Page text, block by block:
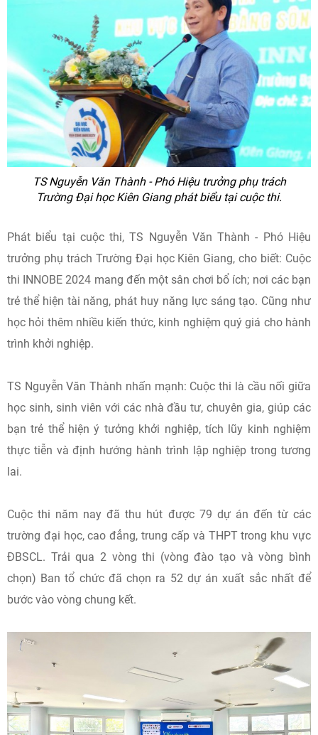
TS Nguyễn Văn Thành - Phó Hiệu trưởng phụ trách
Trường Đại học Kiên Giang phát biểu tại cuộc thi.
Phát biểu tại cuộc thi, TS Nguyễn Văn Thành - Phó Hiệu
trưởng phụ trách Trường Đại học Kiên Giang, cho biết: Cuộc
thi INNOBE 2024 mang đến một sân chơi bổ ích; nơi các bạn
trẻ thể hiện tài năng, phát huy năng lực sáng tạo. Cũng như
học hỏi thêm nhiều kiến thức, kinh nghiệm quý giá cho hành
trình khởi nghiệp.
TS Nguyễn Văn Thành nhấn mạnh: Cuộc thi là cầu nối giữa
học sinh, sinh viên với các nhà đầu tư, chuyên gia, giúp các
bạn trẻ thể hiện ý tưởng khởi nghiệp, tích lũy kinh nghiệm
thực tiễn và định hướng hành trình lập nghiệp trong tương
lai.
Cuộc thi năm nay đã thu hút được 79 dự án đến từ các
trường đại học, cao đẳng, trung cấp và THPT trong khu vực
ĐBSCL. Trải qua 2 vòng thi (vòng đào tạo và vòng bình
chọn) Ban tổ chức đã chọn ra 52 dự án xuất sắc nhất để
bước vào vòng chung kết.